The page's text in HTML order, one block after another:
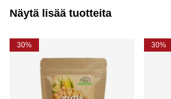
Näytä lisää tuotteita
30% 30%